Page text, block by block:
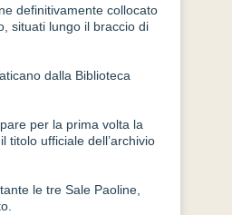
definitivamente collocato
situati lungo il braccio di
dalla Biblioteca
per la prima volta la
titolo ufficiale dell’archivio
le tre Sale Paoline,